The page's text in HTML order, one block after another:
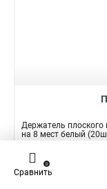
Держатель
на 8 мест белый
Подробнее
Наличие:
Сравнить
0